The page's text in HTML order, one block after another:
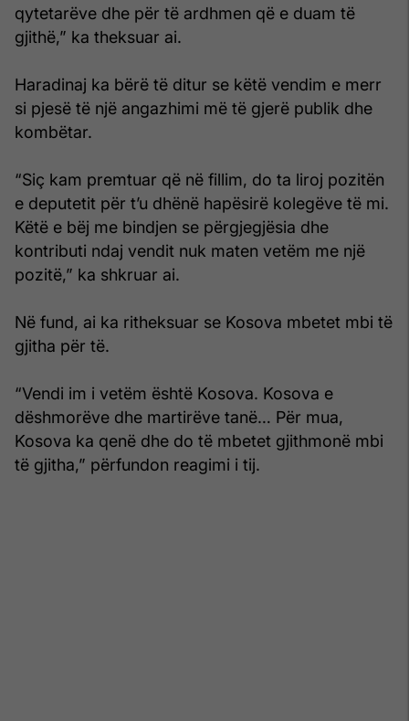
qytetarëve dhe për të ardhmen që e duam të
gjithë,” ka theksuar ai.
Haradinaj ka bërë të ditur se këtë vendim e merr
si pjesë të një angazhimi më të gjerë publik dhe
kombëtar.
“Siç kam premtuar që në fillim, do ta liroj pozitën
e deputetit për t’u dhënë hapësirë kolegëve të mi.
Këtë e bëj me bindjen se përgjegjësia dhe
kontributi ndaj vendit nuk maten vetëm me një
pozitë,” ka shkruar ai.
Në fund, ai ka ritheksuar se Kosova mbetet mbi të
gjitha për të.
“Vendi im i vetëm është Kosova. Kosova e
dëshmorëve dhe martirëve tanë… Për mua,
Kosova ka qenë dhe do të mbetet gjithmonë mbi
të gjitha,” përfundon reagimi i tij.